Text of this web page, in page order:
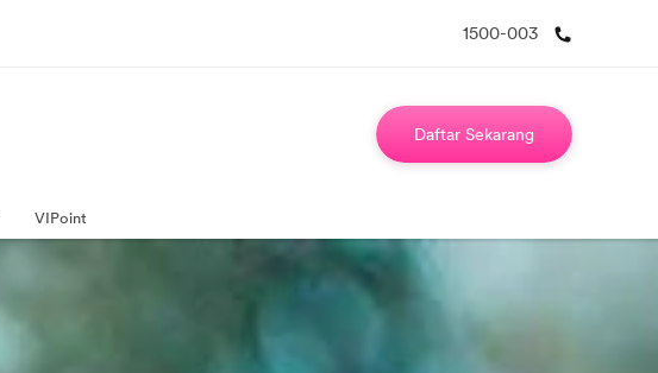
1500-003
Daftar Sekarang
VIPoint